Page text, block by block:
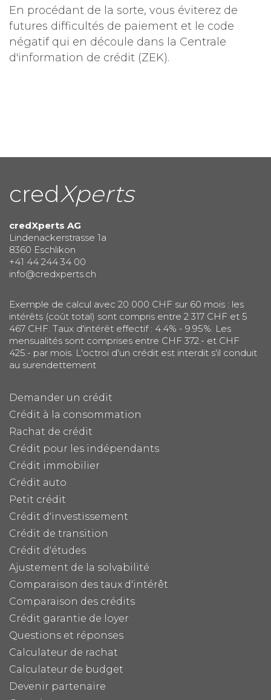
En procédant de la sorte, vous éviterez de
futures difficultés de paiement et le code
négatif qui en découle dans la Centrale
d'information de crédit (ZEK).
credXperts
credXperts AG
Lindenackerstrasse 1a
8360 Eschlikon
+41 44 244 34 00
info@credxperts.ch
Exemple de calcul avec 20 000 CHF sur 60 mois : les
intérêts (coût total) sont compris entre 2 317 CHF et 5
467 CHF. Taux d'intérêt effectif : 4.4% - 9.95%. Les
mensualités sont comprises entre CHF 372.- et CHF
425.- par mois. L'octroi d'un crédit est interdit s'il conduit
au surendettement
Demander un crédit
Crédit à la consommation
Rachat de crédit
Crédit pour les indépendants
Crédit immobilier
Crédit auto
Petit crédit
Crédit d'investissement
Crédit de transition
Crédit d'études
Ajustement de la solvabilité
Comparaison des taux d'intérêt
Comparaison des crédits
Crédit garantie de loyer
Questions et réponses
Calculateur de rachat
Calculateur de budget
Devenir partenaire